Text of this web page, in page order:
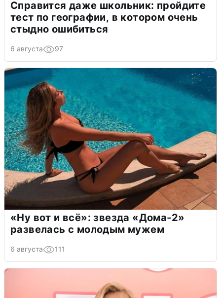
Справится даже школьник: пройдите
тест по географии, в котором очень
стыдно ошибиться
6 августа 97
«Ну вот и всё»: звезда «Дома-2»
развелась с молодым мужем
6 августа 111